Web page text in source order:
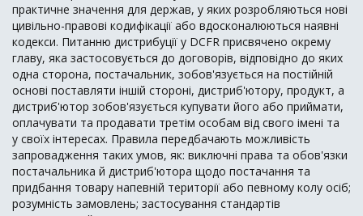
практичне значення для держав, у яких розробляються нові
цивільно-правові кодифікації або вдосконалюються наявні
кодекси. Питанню дистрибуції у DCFR присвячено окрему
главу, яка застосовується до договорів, відповідно до яких
одна сторона, постачальник, зобов'язується на постійній
основі поставляти іншій стороні, дистриб'ютору, продукт, а
дистриб'ютор зобов'язується купувати його або приймати,
оплачувати та продавати третім особам від свого імені та
у своїх інтересах. Правила передбачають можливість
запровадження таких умов, як: виключні права та обов'язки
постачальника й дистриб'ютора щодо постачання та
придбання товару напевній території або певному колу осіб;
розумність замовлень; застосування стандартів